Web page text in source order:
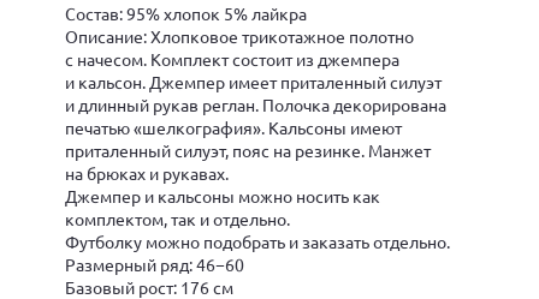
Состав: 95% хлопок 5% лайкра
Описание: Хлопковое трикотажное полотно
с начесом. Комплект состоит из джемпера
и кальсон. Джемпер имеет приталенный силуэт
и длинный рукав реглан. Полочка декорирована
печатью «шелкография». Кальсоны имеют
приталенный силуэт, пояс на резинке. Манжет
на брюках и рукавах.
Джемпер и кальсоны можно носить как
комплектом, так и отдельно.
Футболку можно подобрать и заказать отдельно.
Размерный ряд: 46−60
Базовый рост: 176 см